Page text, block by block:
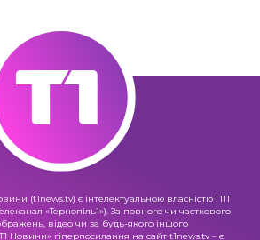
(t1news.tv) є інтелектуальною власністю ПП
«Тернопіль1»). За повного чи часткового
відео чи за будь-якого іншого
Новини» гіперпосилання на сайт t1news.tv – є